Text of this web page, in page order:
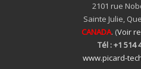
2101 rue
Sainte Julie,
CANADA. (Voir
Tél : +1 514
www.picard-